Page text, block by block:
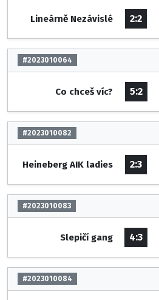
Lineárně Nezávislé 2:2
#2023010064
Co chceš víc? 5:2
#2023010082
Heineberg AIK ladies 2:3
#2023010083
Slepičí gang 4:3
#2023010084